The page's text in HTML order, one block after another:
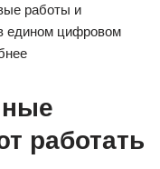
работы и
едином цифровом
работать